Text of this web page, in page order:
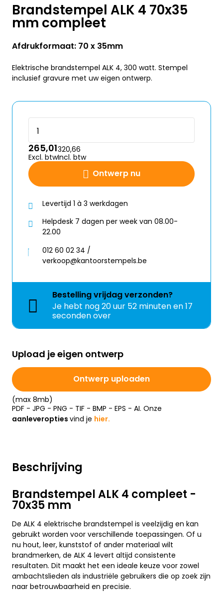
Beschrijving
Brandstempel ALK 4 compleet -
70x35 mm
De ALK 4 elektrische brandstempel is veelzijdig en kan
gebruikt worden voor verschillende toepassingen. Of u
nu hout, leer, kunststof of ander materiaal wilt
brandmerken, de ALK 4 levert altijd consistente
resultaten. Dit maakt het een ideale keuze voor zowel
ambachtslieden als industriële gebruikers die op zoek zijn
naar betrouwbaarheid en precisie.
Brandstempel ALK 4 70x35
mm compleet
Afdrukformaat: 70 x 35mm
Elektrische brandstempel ALK 4, 300 watt. Stempel
inclusief gravure met uw eigen ontwerp.
Ontwerp nu
265,01
Excl. btw
320,66
Incl. btw
Levertijd 1 à 3 werkdagen
Helpdesk 7 dagen per week van 08.00-
22.00
012 60 02 34 /
verkoop@kantoorstempels.be
Bestellingvrijdagverzonden?
Je hebt nog20 uur 52 minuten en 17
seconden over
Upload je eigen ontwerp
Ontwerp uploaden
(max 8mb)
PDF - JPG - PNG - TIF - BMP - EPS - AI. Onze
aanleveropties vind je hier.